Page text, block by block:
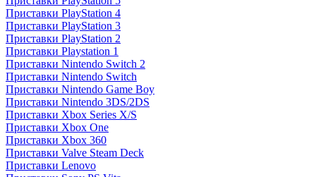
Приставки PlayStation 4
Приставки PlayStation 3
Приставки PlayStation 2
Приставки Playstation 1
Приставки Nintendo Switch 2
Приставки Nintendo Switch
Приставки Nintendo Game Boy
Приставки Nintendo 3DS/2DS
Приставки Xbox Series X/S
Приставки Xbox One
Приставки Xbox 360
Приставки Valve Steam Deck
Приставки Lenovo